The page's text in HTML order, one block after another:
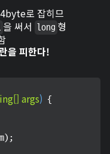
로 잡히므
을 써서 long 형
을 피한다!
args) {